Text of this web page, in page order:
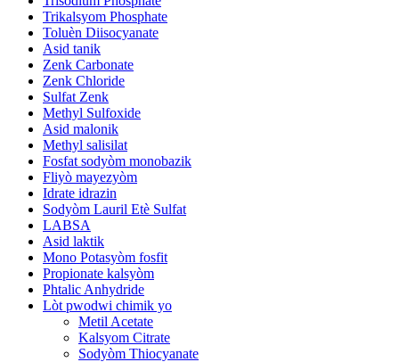
Trikalsyom Phosphate
Toluèn Diisocyanate
Asid tanik
Zenk Carbonate
Zenk Chloride
Sulfat Zenk
Methyl Sulfoxide
Asid malonik
Methyl salisilat
Fosfat sodyòm monobazik
Fliyò mayezyòm
Idrate idrazin
Sodyòm Lauril Etè Sulfat
LABSA
Asid laktik
Mono Potasyòm fosfit
Propionate kalsyòm
Phtalic Anhydride
Lòt pwodwi chimik yo
Metil Acetate
Kalsyom Citrate
Sodyòm Thiocyanate